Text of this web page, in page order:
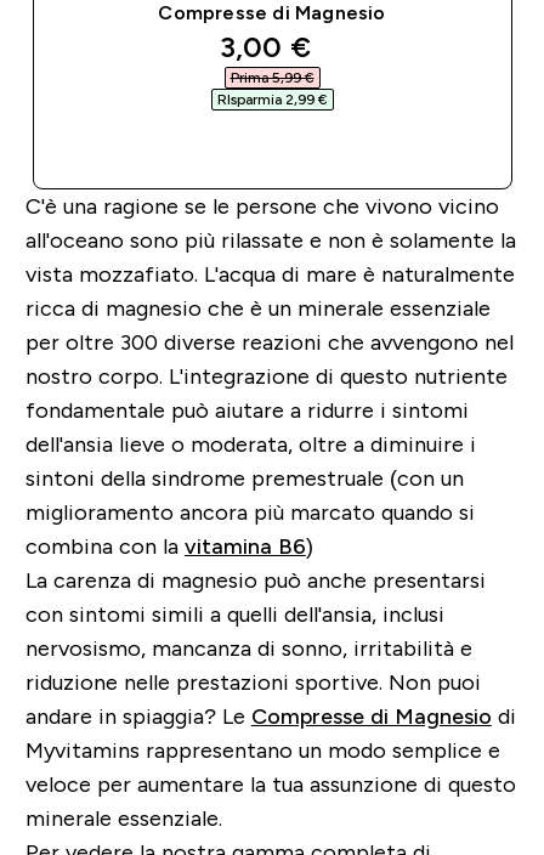
Compresse di Magnesio
discounted price
3,00 €‎
Prima 5,99 €‎
RIsparmia 2,99 €‎
C'è una ragione se le persone che vivono vicino
all'oceano sono più rilassate e non è solamente la
vista mozzafiato. L'acqua di mare è naturalmente
ricca di magnesio che è un minerale essenziale
per oltre 300 diverse reazioni che avvengono nel
nostro corpo. L'integrazione di questo nutriente
fondamentale può aiutare a ridurre i sintomi
dell'ansia lieve o moderata, oltre a diminuire i
sintoni della sindrome premestruale (con un
miglioramento ancora più marcato quando si
combina con la vitamina B6)
La carenza di magnesio può anche presentarsi
con sintomi simili a quelli dell'ansia, inclusi
nervosismo, mancanza di sonno, irritabilità e
riduzione nelle prestazioni sportive. Non puoi
andare in spiaggia? Le Compresse di Magnesio di
Myvitamins rappresentano un modo semplice e
veloce per aumentare la tua assunzione di questo
minerale essenziale.